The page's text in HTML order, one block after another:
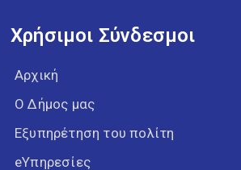
Χρήσιμοι Σύνδεσμοι
Αρχική
Ο Δήμος μας
Εξυπηρέτηση του πολίτη
eΥπηρεσίες